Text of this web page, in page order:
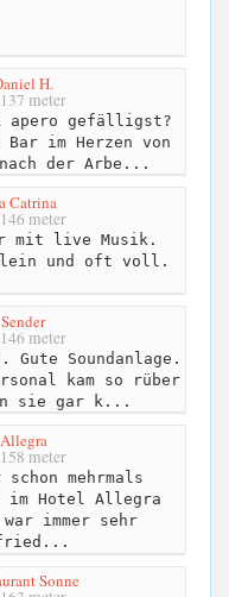
H.
137 meter
gefälligst?
Bar im Herzen von
der Arbe...
Catrina
146 meter
mit live Musik.
und oft voll.
Sender
146 meter
Soundanlage.
kam so rüber
sie gar k...
Allegra
158 meter
mehrmals
im Hotel Allegra
war immer sehr
Sonne